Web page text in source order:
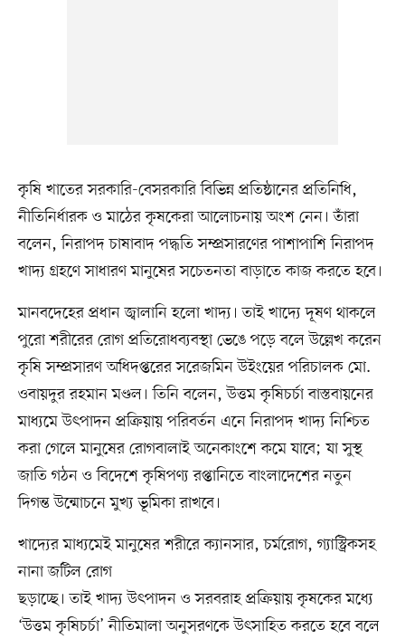
কৃষি খাতের সরকারি-বেসরকারি বিভিন্ন প্রতিষ্ঠানের প্রতিনিধি,
নীতিনির্ধারক ও মাঠের কৃষকেরা আলোচনায় অংশ নেন। তাঁরা
বলেন, নিরাপদ চাষাবাদ পদ্ধতি সম্প্রসারণের পাশাপাশি নিরাপদ
খাদ্য গ্রহণে সাধারণ মানুষের সচেতনতা বাড়াতে কাজ করতে হবে।
মানবদেহের প্রধান জ্বালানি হলো খাদ্য। তাই খাদ্যে দূষণ থাকলে
পুরো শরীরের রোগ প্রতিরোধব্যবস্থা ভেঙে পড়ে বলে উল্লেখ করেন
কৃষি সম্প্রসারণ অধিদপ্তরের সরেজমিন উইংয়ের পরিচালক মো.
ওবায়দুর রহমান মণ্ডল। তিনি বলেন, উত্তম কৃষিচর্চা বাস্তবায়নের
মাধ্যমে উৎপাদন প্রক্রিয়ায় পরিবর্তন এনে নিরাপদ খাদ্য নিশ্চিত
করা গেলে মানুষের রোগবালাই অনেকাংশে কমে যাবে; যা সুস্থ
জাতি গঠন ও বিদেশে কৃষিপণ্য রপ্তানিতে বাংলাদেশের নতুন
দিগন্ত উন্মোচনে মুখ্য ভূমিকা রাখবে।
খাদ্যের মাধ্যমেই মানুষের শরীরে ক্যানসার, চর্মরোগ, গ্যাস্ট্রিকসহ
নানা জটিল রোগ
ছড়াচ্ছে। তাই খাদ্য উৎপাদন ও সরবরাহ প্রক্রিয়ায় কৃষকের মধ্যে
‘উত্তম কৃষিচর্চা’ নীতিমালা অনুসরণকে উৎসাহিত করতে হবে বলে